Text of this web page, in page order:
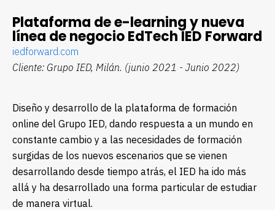
Plataforma de e-learning y nueva
línea de negocio EdTech IED Forward
iedforward.com
Cliente: Grupo IED, Milán. (junio 2021 - Junio 2022)
Diseño y desarrollo de la plataforma de formación
online del Grupo IED, dando respuesta a un mundo en
constante cambio y a las necesidades de formación
surgidas de los nuevos escenarios que se vienen
desarrollando desde tiempo atrás, el IED ha ido más
allá y ha desarrollado una forma particular de estudiar
de manera virtual.